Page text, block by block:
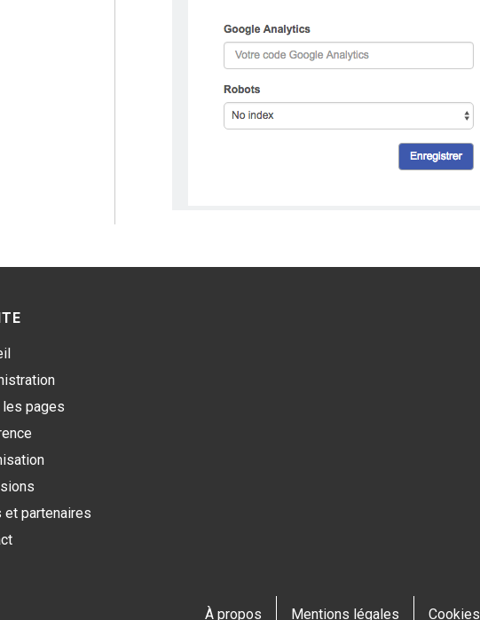
les pages
et partenaires
À propos Mentions légales Cookies